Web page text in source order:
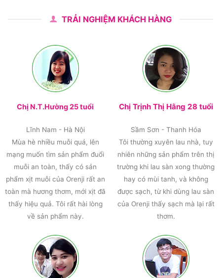
TRẢI NGHIỆM KHÁCH HÀNG
Chị N.T.Hường 25 tuổi
Lĩnh Nam - Hà Nội
Mùa hè nhiều muỗi quá, lên
mạng muốn tìm sản phẩm đuổi
muỗi an toàn, thấy có sản
phẩm xịt muỗi của Orenji rất an
toàn mà hương thơm, mới xịt đã
thấy hiệu quả. Tôi rất hài lòng
về sản phẩm này.
Chị Trịnh Thị Hằng 28 tuổi
Sầm Sơn - Thanh Hóa
Tôi thường xuyên lau nhà, tuy
nhiên những sản phẩm trên thị
trường khi lau sàn xong thường
hay có mùi tanh, và không
được sạch, từ khi dùng lau sàn
của Orenji thấy sạch mà lại rất
thơm.